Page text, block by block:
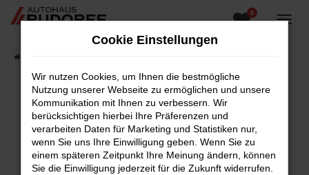
Zum
0
Fehler: Network Error
Beim Laden ist ein Fehler aufgetreten.
Hier sind ein paar Tipps, die dir helfen können:
Cookie Einstellungen
Wir nutzen Cookies, um Ihnen die bestmögliche
Nutzung unserer Webseite zu ermöglichen und unsere
Kommunikation mit Ihnen zu verbessern. Wir
berücksichtigen hierbei Ihre Präferenzen und
verarbeiten Daten für Marketing und Statistiken nur,
wenn Sie uns Ihre Einwilligung geben. Wenn Sie zu
einem späteren Zeitpunkt Ihre Meinung ändern, können
Sie die Einwilligung jederzeit für die Zukunft widerrufen.